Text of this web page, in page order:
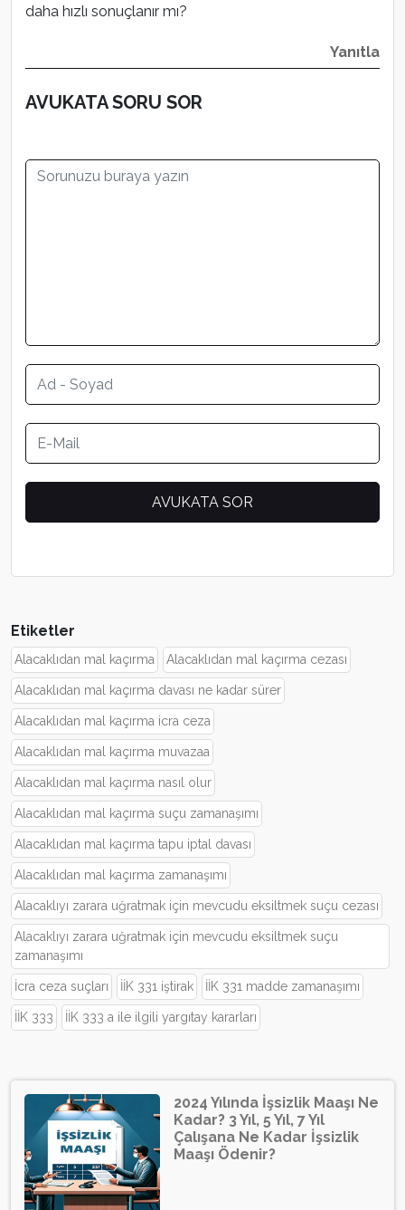
daha hızlı sonuçlanır mı?
Yanıtla
AVUKATA SORU SOR
Etiketler
Alacaklıdan mal kaçırma Alacaklıdan mal kaçırma cezası
Alacaklıdan mal kaçırma davası ne kadar sürer
Alacaklıdan mal kaçırma icra ceza
Alacaklıdan mal kaçırma muvazaa
Alacaklıdan mal kaçırma nasıl olur
Alacaklıdan mal kaçırma suçu zamanaşımı
Alacaklıdan mal kaçırma tapu iptal davası
Alacaklıdan mal kaçırma zamanaşımı
Alacaklıyı zarara uğratmak için mevcudu eksiltmek suçu cezası
Alacaklıyı zarara uğratmak için mevcudu eksiltmek suçu
zamanaşımı
İcra ceza suçları İİK 331 iştirak İİK 331 madde zamanaşımı
İİK 333 İİK 333 a ile ilgili yargıtay kararları
2024 Yılında İşsizlik Maaşı Ne
Kadar? 3 Yıl, 5 Yıl, 7 Yıl
Çalışana Ne Kadar İşsizlik
Maaşı Ödenir?